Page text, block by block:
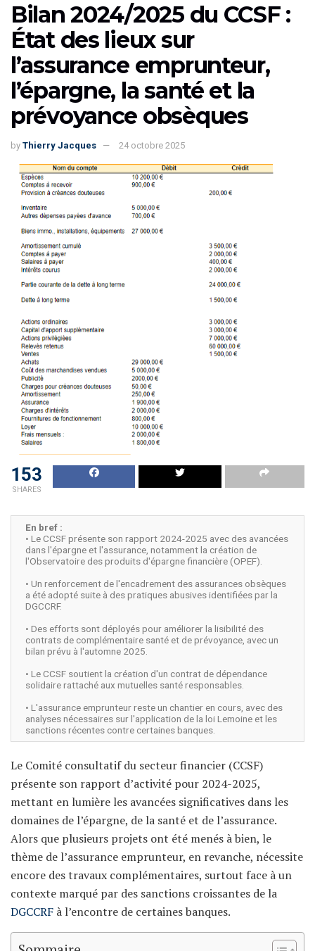
Bilan 2024/2025 du CCSF :
État des lieux sur
l’assurance emprunteur,
l’épargne, la santé et la
prévoyance obsèques
by Thierry Jacques 24 octobre 2025
153
SHARES
En bref :
• Le CCSF présente son rapport 2024-2025 avec des avancées
dans l'épargne et l'assurance, notamment la création de
l'Observatoire des produits d'épargne financière (OPEF).
• Un renforcement de l'encadrement des assurances obsèques
a été adopté suite à des pratiques abusives identifiées par la
DGCCRF.
• Des efforts sont déployés pour améliorer la lisibilité des
contrats de complémentaire santé et de prévoyance, avec un
bilan prévu à l'automne 2025.
• Le CCSF soutient la création d'un contrat de dépendance
solidaire rattaché aux mutuelles santé responsables.
• L'assurance emprunteur reste un chantier en cours, avec des
analyses nécessaires sur l'application de la loi Lemoine et les
sanctions récentes contre certaines banques.
Le Comité consultatif du secteur financier (CCSF)
présente son rapport d’activité pour 2024-2025,
mettant en lumière les avancées significatives dans les
domaines de l’épargne, de la santé et de l’assurance.
Alors que plusieurs projets ont été menés à bien, le
thème de l’assurance emprunteur, en revanche, nécessite
encore des travaux complémentaires, surtout face à un
contexte marqué par des sanctions croissantes de la
DGCCRF à l’encontre de certaines banques.